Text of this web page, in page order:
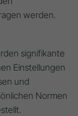
werden.
signifikante
Einstellungen
und
Normen